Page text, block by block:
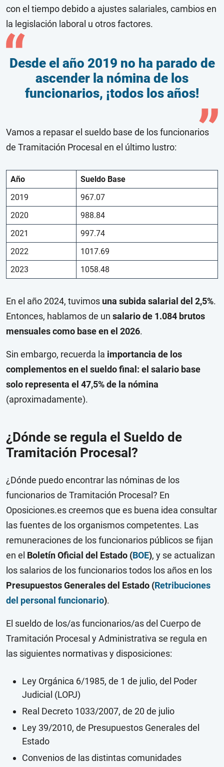
con el tiempo debido a ajustes salariales, cambios en
la legislación laboral u otros factores.
Desde el año 2019 no ha parado de
ascender la nómina de los
funcionarios, ¡todos los años!
Vamos a repasar el sueldo base de los funcionarios
de Tramitación Procesal en el último lustro:
Año
Sueldo Base
2019
967.07
2020
988.84
2021
997.74
2022
1017.69
2023
1058.48
En el año 2024, tuvimos una subida salarial del 2,5%.
Entonces, hablamos de un salario de 1.084 brutos
mensuales como base en el 2026.
Sin embargo, recuerda la importancia de los
complementos en el sueldo final: el salario base
solo representa el 47,5% de la nómina
(aproximadamente).
¿Dónde se regula el Sueldo de
Tramitación Procesal?
¿Dónde puedo encontrar las nóminas de los
funcionarios de Tramitación Procesal? En
Oposiciones.es creemos que es buena idea consultar
las fuentes de los organismos competentes. Las
remuneraciones de los funcionarios públicos se fijan
en el Boletín Oficial del Estado (BOE), y se actualizan
los salarios de los funcionarios todos los años en los
Presupuestos Generales del Estado (Retribuciones
del personal funcionario).
El sueldo de los/as funcionarios/as del Cuerpo de
Tramitación Procesal y Administrativa se regula en
las siguientes normativas y disposiciones:
Ley Orgánica 6/1985, de 1 de julio, del Poder
Judicial (LOPJ)
Real Decreto 1033/2007, de 20 de julio
Ley 39/2010, de Presupuestos Generales del
Estado
Convenios de las distintas comunidades